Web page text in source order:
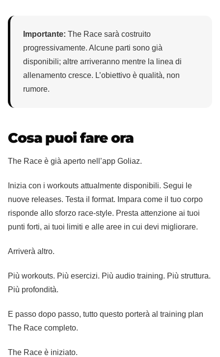
Importante: The Race sarà costruito
progressivamente. Alcune parti sono già
disponibili; altre arriveranno mentre la linea di
allenamento cresce. L’obiettivo è qualità, non
rumore.
Cosa puoi fare ora
The Race è già aperto nell’app Goliaz.
Inizia con i workouts attualmente disponibili. Segui le
nuove releases. Testa il format. Impara come il tuo corpo
risponde allo sforzo race‑style. Presta attenzione ai tuoi
punti forti, ai tuoi limiti e alle aree in cui devi migliorare.
Arriverà altro.
Più workouts. Più esercizi. Più audio training. Più struttura.
Più profondità.
E passo dopo passo, tutto questo porterà al training plan
The Race completo.
The Race è iniziato.